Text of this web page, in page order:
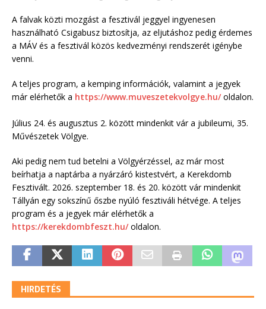
A falvak közti mozgást a fesztivál jeggyel ingyenesen
használható Csigabusz biztosítja, az eljutáshoz pedig érdemes
a MÁV és a fesztivál közös kedvezményi rendszerét igénybe
venni.
A teljes program, a kemping információk, valamint a jegyek
már elérhetők a https://www.muveszetekvolgye.hu/oldalon.
Július 24. és augusztus 2. között mindenkit vár a jubileumi, 35.
Művészetek Völgye.
Aki pedig nem tud betelni a Völgyérzéssel, az már most
beírhatja a naptárba a nyárzáró kistestvért, a Kerekdomb
Fesztivált. 2026. szeptember 18. és 20. között vár mindenkit
Tállyán egy sokszínű őszbe nyúló fesztiváli hétvége. A teljes
program és a jegyek már elérhetők a
https://kerekdombfeszt.hu/oldalon.
HIRDETÉS